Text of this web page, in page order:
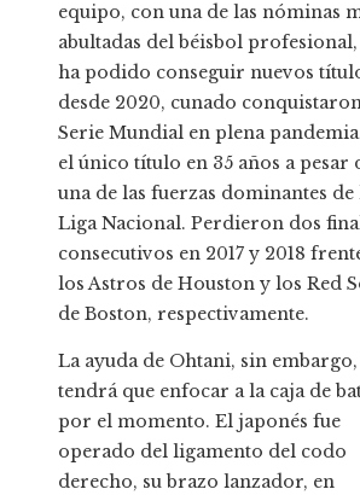
equipo, con una de las nóminas
abultadas del béisbol
ha podido conseguir nuevos
desde 2020, cunado
Serie Mundial en plena
el único título en 35 años a pesar
una de las fuerzas dominantes de
Liga Nacional. Perdieron dos
consecutivos en 2017 y 2018
los Astros de Houston y los Red
de Boston, respectivamente.
La ayuda de Ohtani, sin embargo,
tendrá que enfocar a la caja de
por el momento. El japonés fue
operado del ligamento del codo
derecho, su brazo lanzador, en